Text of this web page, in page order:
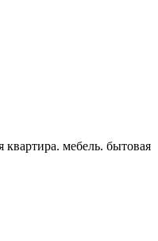
квартира. мебель. бытовая